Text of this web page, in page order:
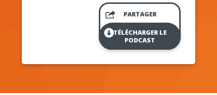
PARTAGER
TÉLÉCHARGER LE
PODCAST